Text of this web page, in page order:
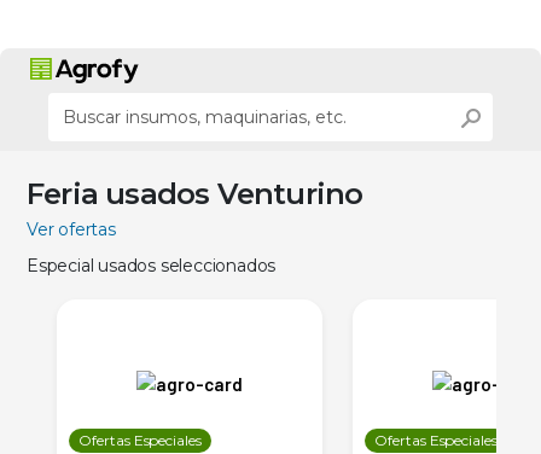
Feria usados Venturino
Ver ofertas
Especial usados seleccionados
Ofertas Especiales Ofertas Especiales